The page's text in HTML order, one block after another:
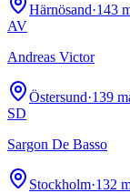
Härnösand·143
AV
Andreas Victor
Östersund·139
SD
Sargon De Basso
Stockholm·132